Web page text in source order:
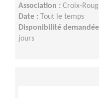
Association : Croix-
Date : Tout le temps
Disponibilité
jours